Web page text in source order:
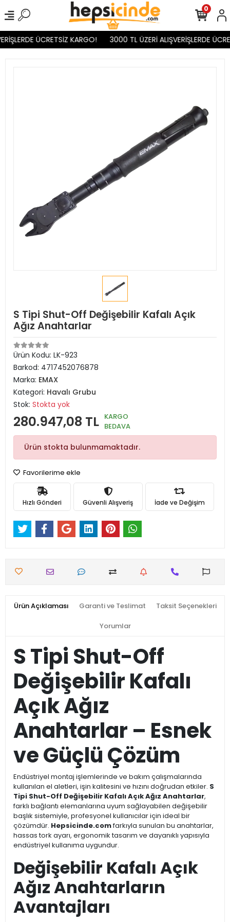
ÜCRETSİZ KARGO! 3000 TL ÜZERİ ALIŞVERİŞLERDE
0
S Tipi Shut-Off Değişebilir Kafalı Açık
Ağız Anahtarlar
Ürün Kodu: LK-923
Barkod: 4717452076878
Marka: EMAX
Kategori: Havalı Grubu
Stok: Stokta yok
280.947,08 TL KARGO
BEDAVA
Ürün stokta bulunmamaktadır.
Favorilerime ekle
Hızlı Gönderi Güvenli Alışveriş İade ve Değişim
Ürün Açıklaması Garanti ve Teslimat Taksit Seçenekleri
Yorumlar
S Tipi Shut-Off
Değişebilir Kafalı
Açık Ağız
Anahtarlar – Esnek
ve Güçlü Çözüm
Endüstriyel montaj işlemlerinde ve bakım çalışmalarında
kullanılan el aletleri, işin kalitesini ve hızını doğrudan etkiler. S
Tipi Shut-Off Değişebilir Kafalı Açık Ağız Anahtarlar,
farklı bağlantı elemanlarına uyum sağlayabilen değişebilir
başlık sistemiyle, profesyonel kullanıcılar için ideal bir
çözümdür. Hepsicinde.comfarkıyla sunulan bu anahtarlar,
hassas tork ayarı, ergonomik tasarım ve dayanıklı yapısıyla
endüstriyel kullanıma uygundur.
Değişebilir Kafalı Açık
Ağız Anahtarların
Avantajları